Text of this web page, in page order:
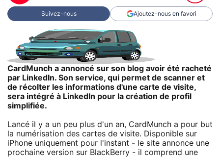
Suivez-nous Ajoutez-nous en favori
CardMunch a annoncé sur son blog avoir été racheté
par LinkedIn. Son service, qui permet de scanner et
de récolter les informations d'une carte de visite,
sera intégré à LinkedIn pour la création de profil
simplifiée.
Lancé il y a un peu plus d'un an, CardMunch a pour but
la numérisation des cartes de visite. Disponible sur
iPhone uniquement pour l'instant - le site annonce une
prochaine version sur BlackBerry - il comprend une